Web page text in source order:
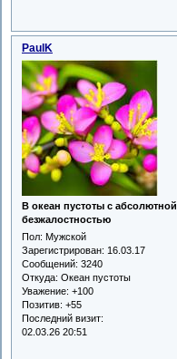
PaulK
В океан пустоты с абсолютной
безжалостностью
Пол: Мужской
Зарегистрирован: 16.03.17
Сообщений: 3240
Откуда: Океан пустоты
Уважение: +100
Позитив: +55
Последний визит:
02.03.26 20:51